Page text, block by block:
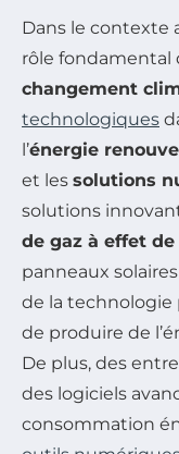
Dans le contexte
rôle fondamental
changement
technologiques
l’énergie
et les solutions
solutions
de gaz à effet de
panneaux
de la
de produire de
De plus, des
des logiciels
consommation